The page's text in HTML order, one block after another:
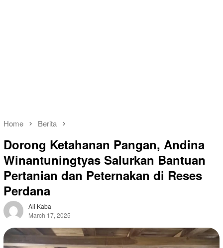
Home Berita
Dorong Ketahanan Pangan, Andina
Winantuningtyas Salurkan Bantuan
Pertanian dan Peternakan di Reses
Perdana
Ali Kaba
March 17, 2025